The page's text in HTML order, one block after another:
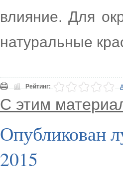
влияние. Для
натуральные
Рейтинг:
С этим
Опубликован
2015